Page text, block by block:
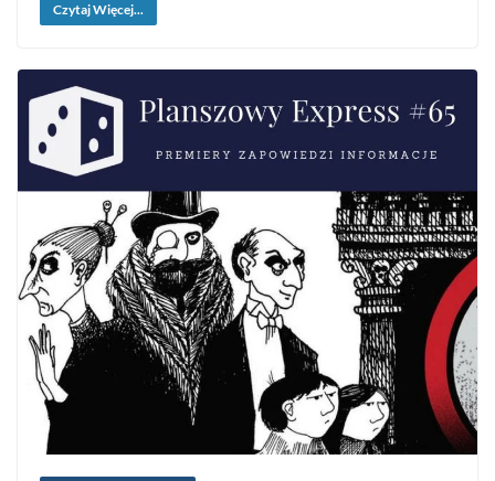
Czytaj Więcej...